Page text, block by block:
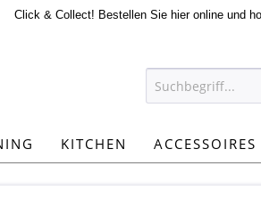
Click & Collect! Bestellen Sie hier online und
KITCHEN ACCESSOIRES